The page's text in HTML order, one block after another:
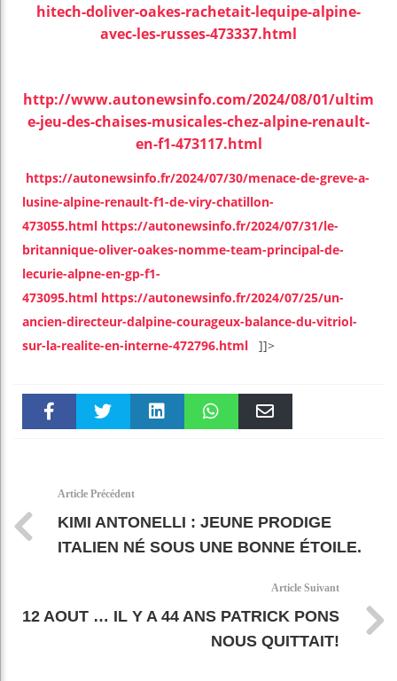
hitech-doliver-oakes-rachetait-lequipe-alpine-
avec-les-russes-473337.html
http://www.autonewsinfo.com/2024/08/01/ultim
e-jeu-des-chaises-musicales-chez-alpine-renault-
en-f1-473117.html
https://autonewsinfo.fr/2024/07/30/menace-de-greve-a-
lusine-alpine-renault-f1-de-viry-chatillon-
473055.html https://autonewsinfo.fr/2024/07/31/le-
britannique-oliver-oakes-nomme-team-principal-de-
lecurie-alpne-en-gp-f1-
473095.html https://autonewsinfo.fr/2024/07/25/un-
ancien-directeur-dalpine-courageux-balance-du-vitriol-
sur-la-realite-en-interne-472796.html
]]>
Article Précédent
KIMI ANTONELLI : JEUNE PRODIGE
ITALIEN NÉ SOUS UNE BONNE ÉTOILE.
Article Suivant
12 AOUT … IL Y A 44 ANS PATRICK PONS
NOUS QUITTAIT!